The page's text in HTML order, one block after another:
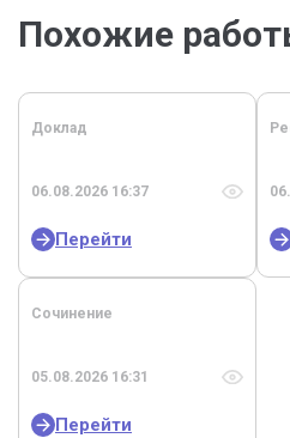
Похожие
Доклад
06.08.2026 16:37
Перейти
Сочинение
05.08.2026 16:31
Перейти